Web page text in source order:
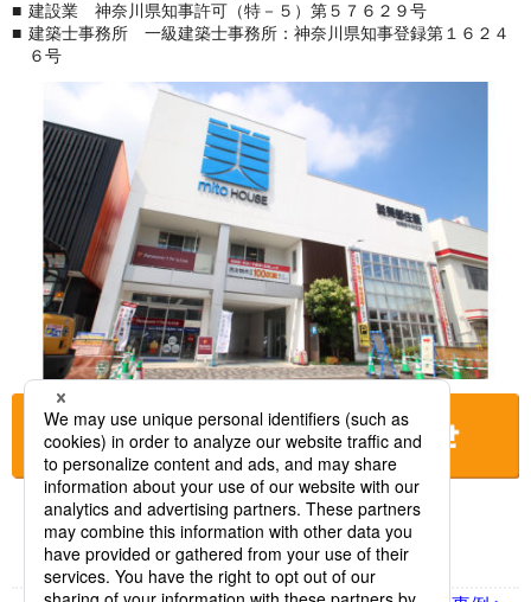
建設業 神奈川県知事許可（特－５）第５７６２９号
建築士事務所 一級建築士事務所：神奈川県知事登録第１６２４
６号
お店に電話をする